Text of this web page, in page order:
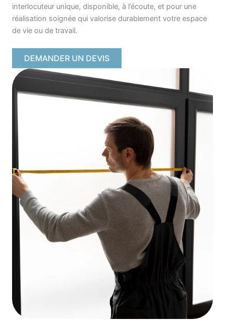
interlocuteur unique, disponible, à l’écoute, et pour une
réalisation soignée qui valorise durablement votre espace
de vie ou de travail.
DEMANDER UN DEVIS